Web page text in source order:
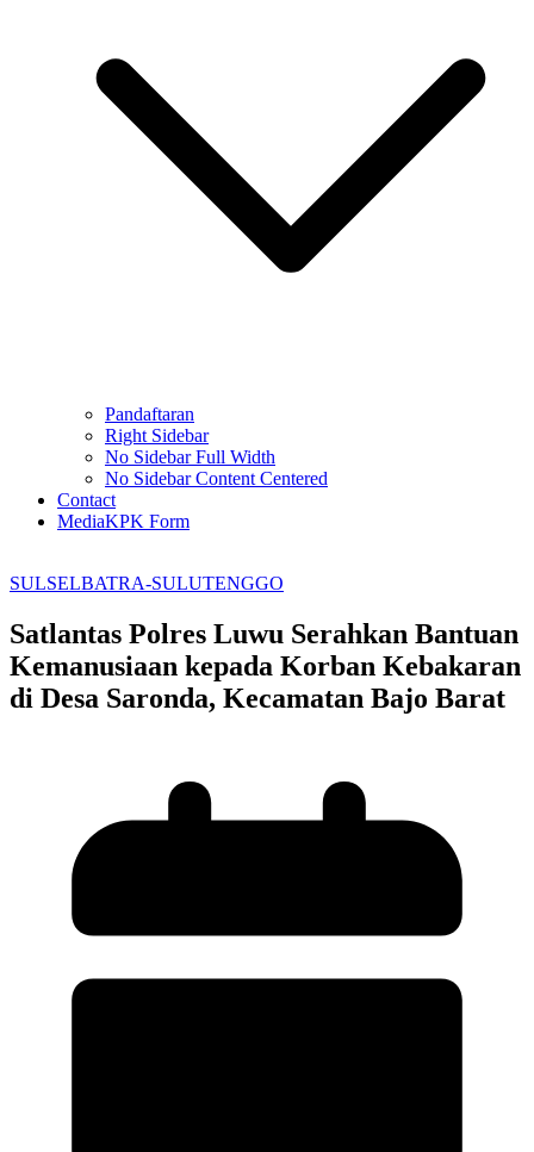
Pandaftaran
Right Sidebar
No Sidebar Full Width
No Sidebar Content Centered
Contact
MediaKPK Form
SULSELBATRA-SULUTENGGO
Satlantas Polres Luwu Serahkan Bantuan
Kemanusiaan kepada Korban Kebakaran
di Desa Saronda, Kecamatan Bajo Barat